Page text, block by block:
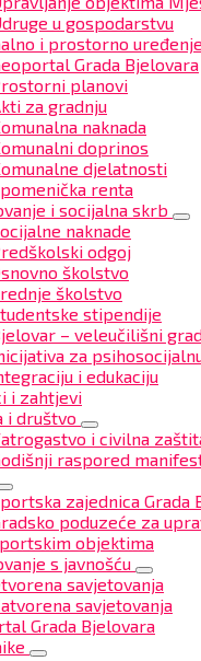
u gospodarstvu
i prostorno
Grada Bjelovara
planovi
za gradnju
naknada
doprinos
djelatnosti
renta
i socijalna skrb
naknade
odgoj
školstvo
školstvo
stipendije
– veleučilišni
za
i edukaciju
i zahtjevi
i društvo
i civilna
raspored
zajednica Grada
poduzeće za
objektima
s javnošću
savjetovanja
savjetovanja
Grada Bjelovara